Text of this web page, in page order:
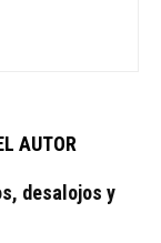
AUTOR
desalojos y